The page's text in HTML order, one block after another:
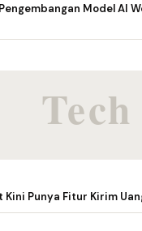
Model AI
Kini Punya Fitur Kirim